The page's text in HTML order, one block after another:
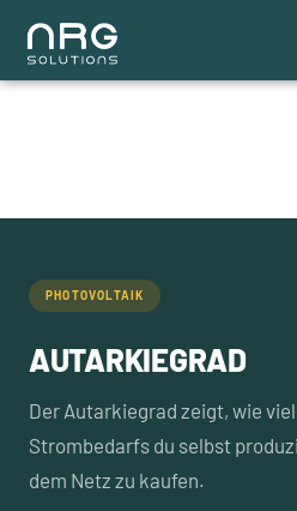
PHOTOVOLTAIK
AUTARKIEGRAD
Der Autarkiegrad zeigt, wie
Strombedarfs du selbst
dem Netz zu kaufen.